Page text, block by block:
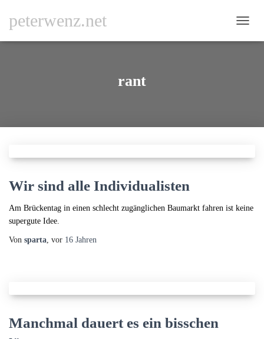
peterwenz.net
rant
Wir sind alle Individualisten
Am Brückentag in einen schlecht zugänglichen Baumarkt fahren ist keine
supergute Idee.
Von sparta, vor 16 Jahren
Manchmal dauert es ein bisschen